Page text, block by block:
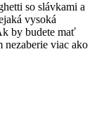
so slávkami a
vysoká
by budete mať
nezaberie viac ako